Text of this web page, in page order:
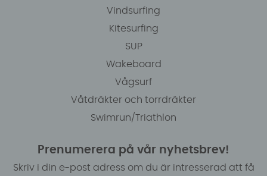
Vindsurfing
Kitesurfing
SUP
Wakeboard
Vågsurf
Våtdräkter och torrdräkter
Swimrun/Triathlon
Prenumerera på vår nyhetsbrev!
Skriv i din e-post adress om du är intresserad att få